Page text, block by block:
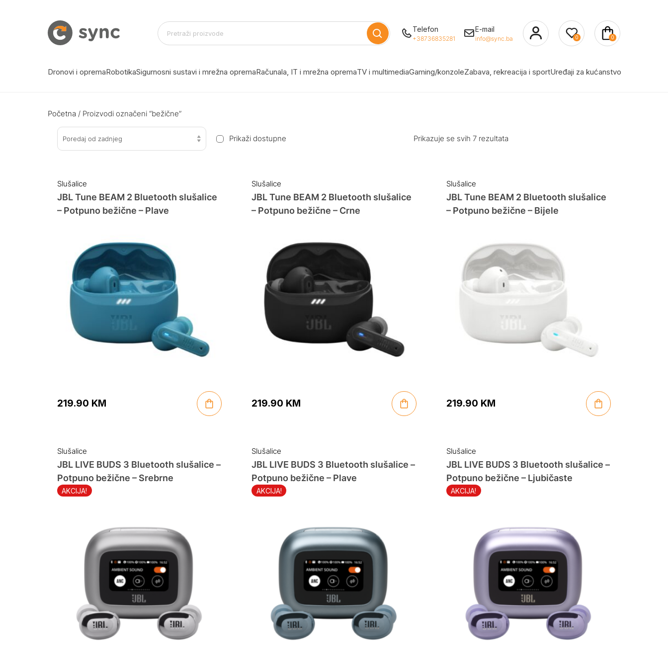
Telefon
+38736835281
E-mail
info@sync.ba 0 0
Dronovi i opremaRobotikaSigurnosni sustavi i mrežna opremaRačunala, IT i mrežna opremaTV i multimediaGaming/konzoleZabava, rekreacija i sportUređaji za kućanstvo
Početna / Proizvodi označeni “bežične”
Poredaj od zadnjeg Prikaži dostupne Prikazuje se svih 7 rezultata
Slušalice
JBL Tune BEAM 2 Bluetooth slušalice
– Potpuno bežične – Plave
219.90 KM
Slušalice
JBL Tune BEAM 2 Bluetooth slušalice
– Potpuno bežične – Crne
219.90 KM
Slušalice
JBL Tune BEAM 2 Bluetooth slušalice
– Potpuno bežične – Bijele
219.90 KM
Slušalice
AKCIJA!
JBL LIVE BUDS 3 Bluetooth slušalice –
Potpuno bežične – Srebrne
Slušalice
AKCIJA!
JBL LIVE BUDS 3 Bluetooth slušalice –
Potpuno bežične – Plave
Slušalice
AKCIJA!
JBL LIVE BUDS 3 Bluetooth slušalice –
Potpuno bežične – Ljubičaste